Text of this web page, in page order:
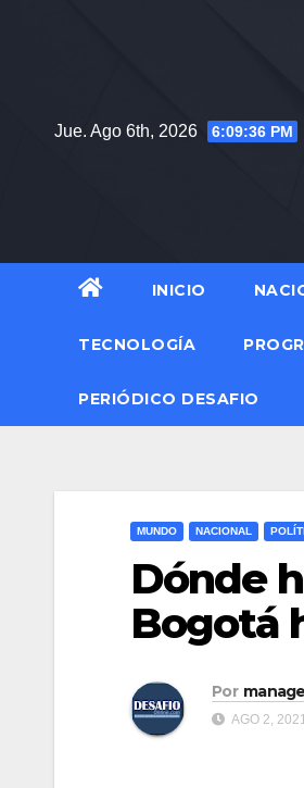
Jue. Ago 6th, 2026 6:09:37 PM
INICIO
TECNOLOGÍA
PERIÓDICO DESAFIO
MUNDO NACIONAL
Dónde
Bogotá
Por
AGO 2,